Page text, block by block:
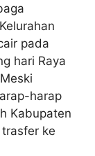
pada
hari Raya
harap
Kabupaten
ke